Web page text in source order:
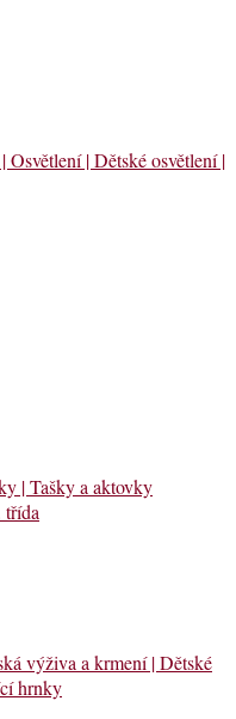
| Dětské osvětlení |
| Tašky a aktovky
třída
výživa a krmení | Dětské
hrnky